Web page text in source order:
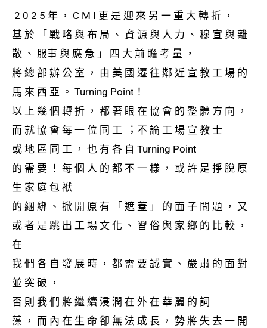
2 0 2 5 年 ， C M I 更 是 迎 來 另 ⼀ 重 ⼤ 轉 折 ，
基 於 「 戰 略 與 布 局 、 資 源 與 ⼈ ⼒ 、 穆 宣 與 離
散 、 服事 與 應 急 」 四 ⼤ 前 瞻 考 量 ，
將 總 部 辦 公 室 ， 由 美 國 遷 往 鄰 近 宣 教 ⼯ 場 的
⾺ 來 西 亞 。 Turning Point！
以 上 幾 個 轉 折 ， 都 著 眼 在 協 會 的 整 體 ⽅ 向 ，
⽽ 就 協 會 每 ⼀ 位 同 ⼯ ︔ 不 論 ⼯ 場 宣 教 ⼠
或 地 區 同 ⼯ ， 也 有 各 ⾃ Turning Point
的 需 要 ！ 每 個 ⼈ 的 都 不 ⼀ 樣 ， 或 許 是 掙 脫 原
⽣ 家 庭 包 袱
的 綑 綁 、 掀 開 原 有 「 遮 蓋 」 的 ⾯ ⼦ 問 題 ， 又
或 者 是 跳 出 ⼯ 場 ⽂ 化 、 習 俗 與 家 鄉 的 比 較 ，
在
我 們 各 ⾃ 發 展 時 ， 都 需 要 誠 實 、 嚴 肅 的 ⾯ 對
並 突 破 ，
否 則 我 們 將 繼 續 浸 潤 在 外 在 華 麗 的 詞
藻 ， ⽽ 內 在 ⽣ 命 卻 無 法 成 長 ， 勢 將 失 去 ⼀ 開